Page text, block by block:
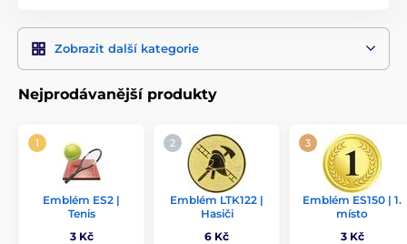
Zobrazit další kategorie
Nejprodávanější produkty
Emblém ES2 |
Tenis
3 Kč
Emblém LTK122 |
Hasiči
6 Kč
Emblém ES150 | 1.
místo
3 Kč